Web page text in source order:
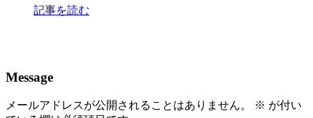
記事を読む
Message
メールアドレスが公開されることはありません。 ※ が付い